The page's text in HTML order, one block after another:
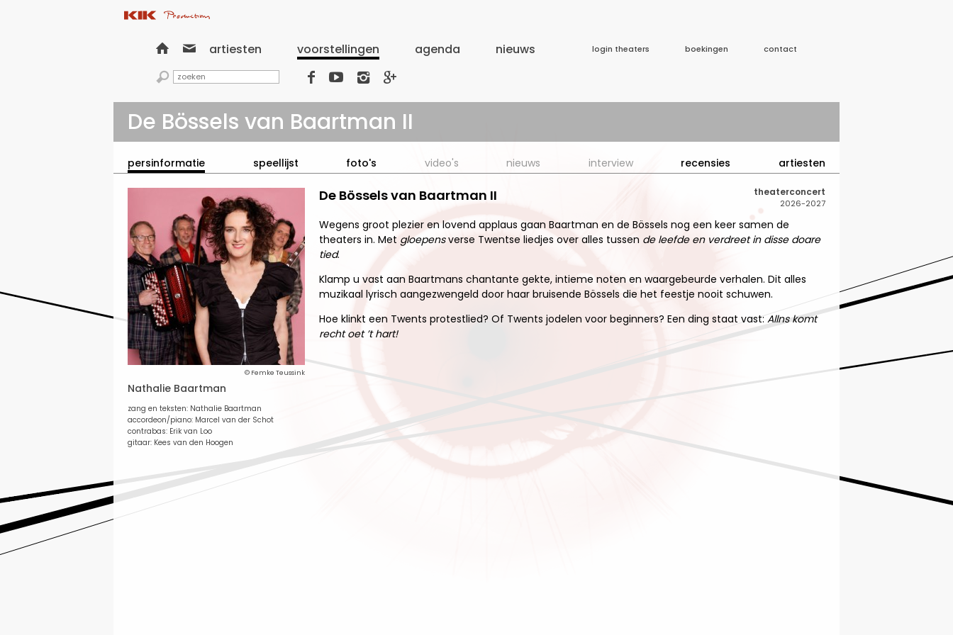
  artiesten voorstellingen agenda nieuws login theaters boekingen contact
    
De Bössels van Baartman II
persinformatie speellijst foto's video's nieuws interview recensies artiesten
© Femke Teussink
Nathalie Baartman
zang en teksten: Nathalie Baartman
accordeon/piano: Marcel van der Schot
contrabas: Erik van Loo
gitaar: Kees van den Hoogen
theaterconcert
2026-2027
De Bössels van Baartman II
Wegens groot plezier en lovend applaus gaan Baartman en de Bössels nog een keer samen de
theaters in. Met gloepensverse Twentse liedjes over alles tussen de leefde en verdreet in disse doare
tied.
Klamp u vast aan Baartmans chantante gekte, intieme noten en waargebeurde verhalen. Dit alles
muzikaal lyrisch aangezwengeld door haar bruisende Bössels die het feestje nooit schuwen.
Hoe klinkt een Twents protestlied? Of Twents jodelen voor beginners? Een ding staat vast: Allns komt
recht oet ’t hart!